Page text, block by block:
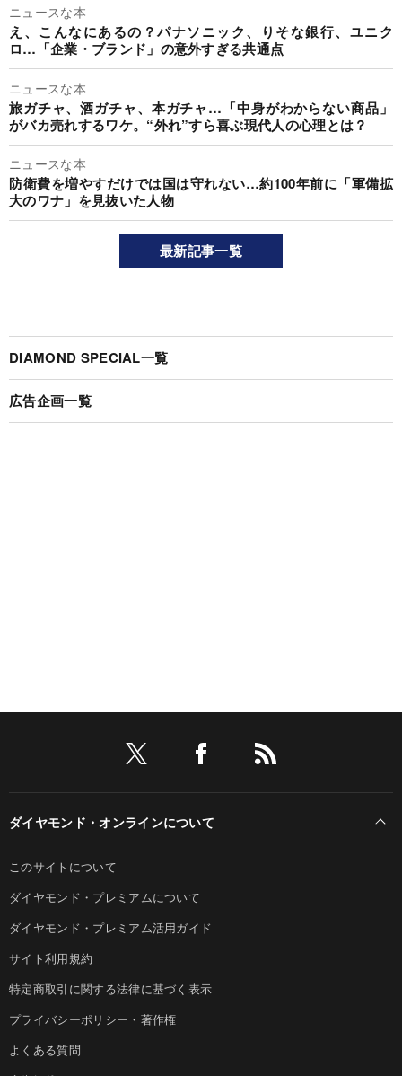
ニュースな本
え、こんなにあるの？パナソニック、りそな銀行、ユニク
ロ…「企業・ブランド」の意外すぎる共通点
ニュースな本
旅ガチャ、酒ガチャ、本ガチャ…「中身がわからない商品」
がバカ売れするワケ。“外れ”すら喜ぶ現代人の心理とは？
ニュースな本
防衛費を増やすだけでは国は守れない…約100年前に「軍備拡
大のワナ」を見抜いた人物
最新記事一覧
DIAMOND SPECIAL一覧
広告企画一覧
ダイヤモンド・オンラインについて
このサイトについて
ダイヤモンド・プレミアムについて
ダイヤモンド・プレミアム活用ガイド
サイト利用規約
特定商取引に関する法律に基づく表示
プライバシーポリシー・著作権
よくある質問